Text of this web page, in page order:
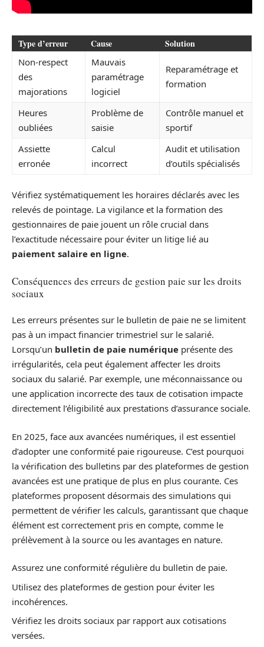
Type d’erreur Cause Solution
Non-respect
des
majorations
Mauvais
paramétrage
logiciel
Reparamétrage et
formation
Heures
oubliées
Problème de
saisie
Contrôle manuel et
sportif
Assiette
erronée
Calcul
incorrect
Audit et utilisation
d’outils spécialisés
Vérifiez systématiquement les horaires déclarés avec les
relevés de pointage. La vigilance et la formation des
gestionnaires de paie jouent un rôle crucial dans
l’exactitude nécessaire pour éviter un litige lié au
paiement salaire en ligne.
Conséquences des erreurs de gestion paie sur les droits
sociaux
Les erreurs présentes sur le bulletin de paie ne se limitent
pas à un impact financier trimestriel sur le salarié.
Lorsqu’un bulletin de paie numérique présente des
irrégularités, cela peut également affecter les droits
sociaux du salarié. Par exemple, une méconnaissance ou
une application incorrecte des taux de cotisation impacte
directement l’éligibilité aux prestations d’assurance sociale.
En 2025, face aux avancées numériques, il est essentiel
d’adopter une conformité paie rigoureuse. C’est pourquoi
la vérification des bulletins par des plateformes de gestion
avancées est une pratique de plus en plus courante. Ces
plateformes proposent désormais des simulations qui
permettent de vérifier les calculs, garantissant que chaque
élément est correctement pris en compte, comme le
prélèvement à la source ou les avantages en nature.
Assurez une conformité régulière du bulletin de paie.
Utilisez des plateformes de gestion pour éviter les
incohérences.
Vérifiez les droits sociaux par rapport aux cotisations
versées.